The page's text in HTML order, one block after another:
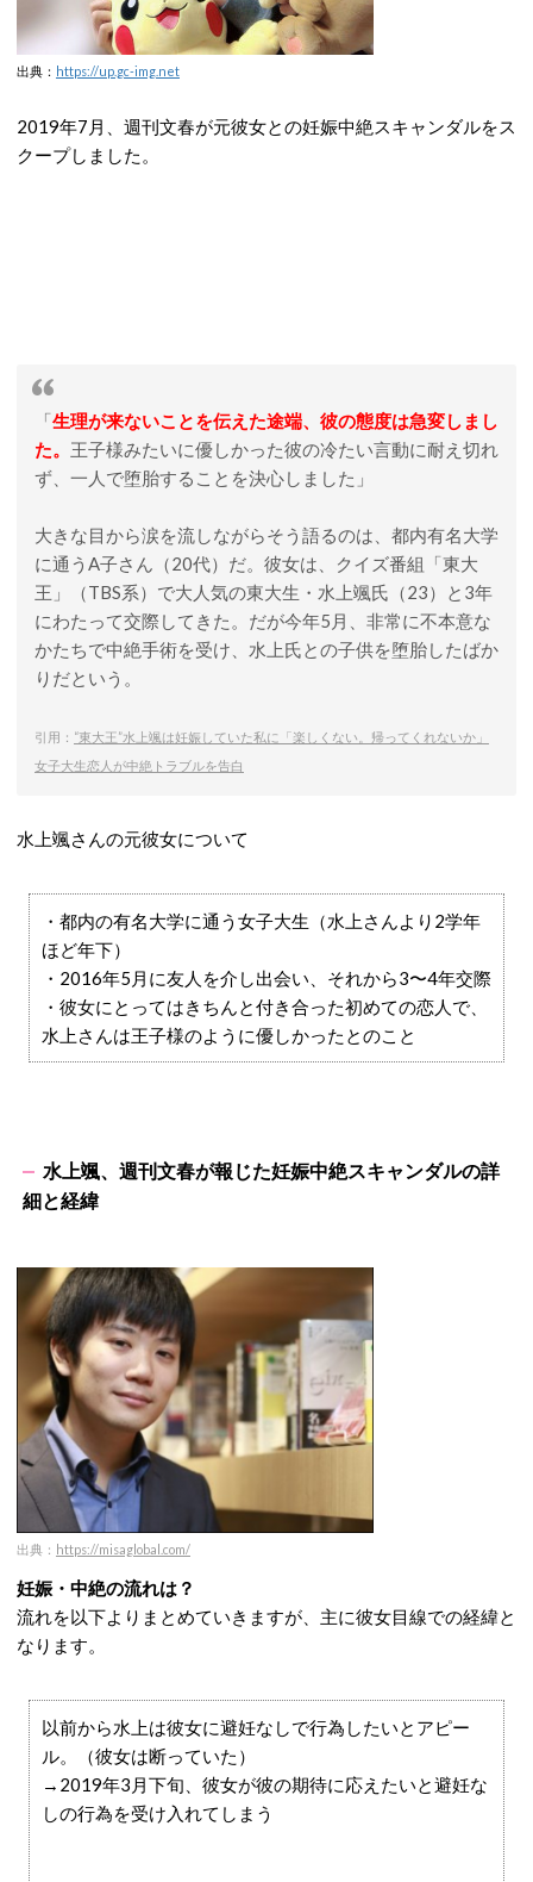
出典： https://up.gc-img.net
2019年7月、週刊文春が元彼女との妊娠中絶スキャンダルをス
クープしました。
「生理が来ないことを伝えた途端、彼の態度は急変しまし
た。 王子様みたいに優しかった彼の冷たい言動に耐え切れ
ず、一人で堕胎することを決心しました」
大きな目から涙を流しながらそう語るのは、都内有名大学
に通うA子さん（20代）だ。彼女は、クイズ番組「東大
王」（TBS系）で大人気の東大生・水上颯氏（23）と3年
にわたって交際してきた。だが今年5月、非常に不本意な
かたちで中絶手術を受け、水上氏との子供を堕胎したばか
りだという。
引用： “東大王”水上颯は妊娠していた私に「楽しくない。帰ってくれないか」
女子大生恋人が中絶トラブルを告白
水上颯さんの元彼女について
・都内の有名大学に通う女子大生（水上さんより2学年
ほど年下）
・2016年5月に友人を介し出会い、それから3〜4年交際
・彼女にとってはきちんと付き合った初めての恋人で、
水上さんは王子様のように優しかったとのこと
水上颯、週刊文春が報じた妊娠中絶スキャンダルの詳
細と経緯
出典： https://misaglobal.com/
妊娠・中絶の流れは？
流れを以下よりまとめていきますが、主に彼女目線での経緯と
なります。
以前から水上は彼女に避妊なしで行為したいとアピー
ル。（彼女は断っていた）
→2019年3月下旬、彼女が彼の期待に応えたいと避妊な
しの行為を受け入れてしまう